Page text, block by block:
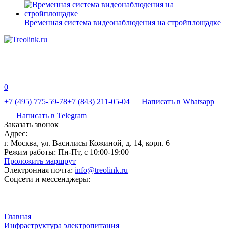
Временная система видеонаблюдения на стройплощадке
0
+7 (495) 775-59-78+7 (843) 211-05-04
Написать в Whatsapp
Написать в Telegram
Заказать звонок
Адрес:
г. Москва, ул. Василисы Кожиной, д. 14, корп. 6
Режим работы: Пн-Пт, с 10:00-19:00
Проложить маршрут
Электронная почта: info@treolink.ru
Соцсети и мессенджеры:
Главная
Инфраструктура электропитания